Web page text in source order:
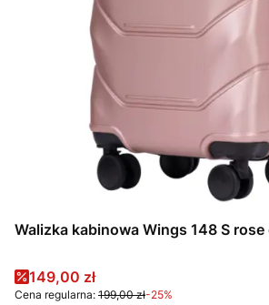
Walizka kabinowa Wings 148 S rose
Cena promocyjna
149,00 zł
Cena regularna: 199,00 zł-25%